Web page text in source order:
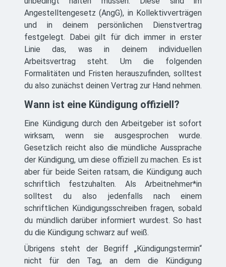
Angestelltengesetz (AngG), in Kollektivverträgen
und in deinem persönlichen Dienstvertrag
festgelegt. Dabei gilt für dich immer in erster
Linie das, was in deinem individuellen
Arbeitsvertrag steht. Um die folgenden
Formalitäten und Fristen herauszufinden, solltest
du also zunächst deinen Vertrag zur Hand nehmen.
Wann ist eine Kündigung offiziell?
Eine Kündigung durch den Arbeitgeber ist sofort
wirksam, wenn sie ausgesprochen wurde.
Gesetzlich reicht also die mündliche Aussprache
der Kündigung, um diese offiziell zu machen. Es ist
aber für beide Seiten ratsam, die Kündigung auch
schriftlich festzuhalten. Als Arbeitnehmer*in
solltest du also jedenfalls nach einem
schriftlichen Kündigungsschreiben fragen, sobald
du mündlich darüber informiert wurdest. So hast
du die Kündigung schwarz auf weiß.
Übrigens steht der Begriff „Kündigungstermin“
nicht für den Tag, an dem die Kündigung